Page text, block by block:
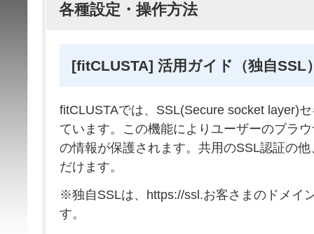
各種設定・操作方法
[fitCLUSTA] 活用ガイド（独自SSL
fitCLUSTAでは、SSL(Secure socket layer)
ています。この機能によりユーザーのブラ
の情報が保護されます。共用のSSL認証の
だけます。
※独自SSLは、https://ssl.お客さまのドメイ
す。